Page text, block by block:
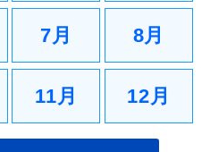
7月 8月
11月 12月